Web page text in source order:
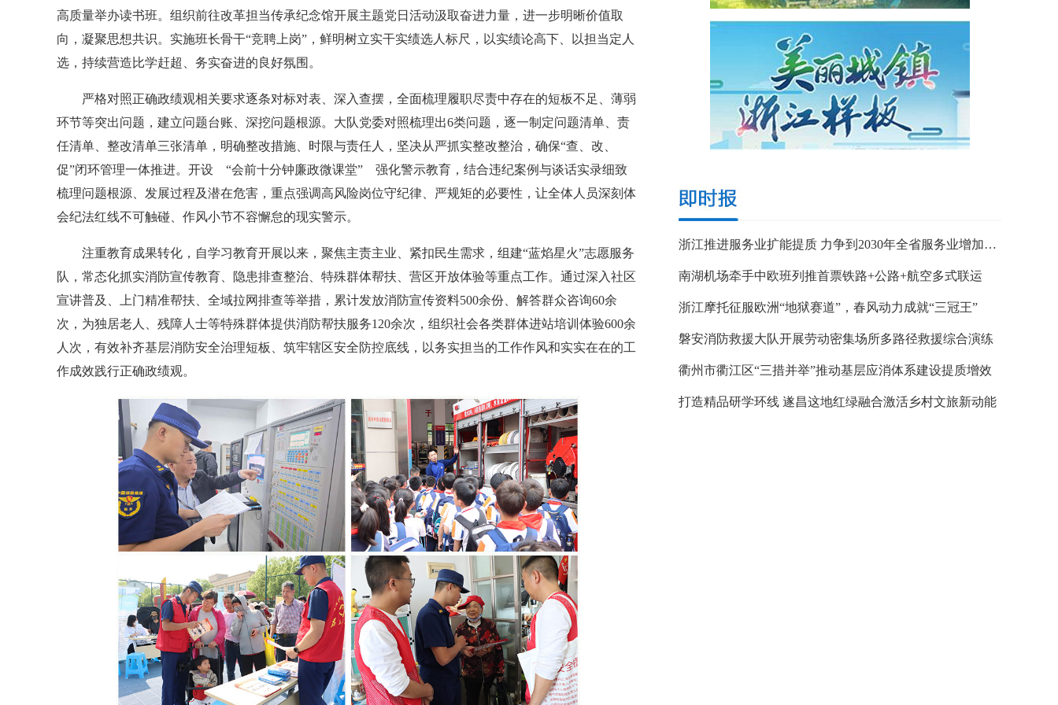
高质量举办读书班。组织前往改革担当传承纪念馆开展主题党日活动汲取奋进力量，进一步明晰价值取
向，凝聚思想共识。实施班长骨干“竞聘上岗”，鲜明树立实干实绩选人标尺，以实绩论高下、以担当定人
选，持续营造比学赶超、务实奋进的良好氛围。
严格对照正确政绩观相关要求逐条对标对表、深入查摆，全面梳理履职尽责中存在的短板不足、薄弱
环节等突出问题，建立问题台账、深挖问题根源。大队党委对照梳理出6类问题，逐一制定问题清单、责
任清单、整改清单三张清单，明确整改措施、时限与责任人，坚决从严抓实整改整治，确保“查、改、
促”闭环管理一体推进。开设 “会前十分钟廉政微课堂” 强化警示教育，结合违纪案例与谈话实录细致
梳理问题根源、发展过程及潜在危害，重点强调高风险岗位守纪律、严规矩的必要性，让全体人员深刻体
会纪法红线不可触碰、作风小节不容懈怠的现实警示。
注重教育成果转化，自学习教育开展以来，聚焦主责主业、紧扣民生需求，组建“蓝焰星火”志愿服务
队，常态化抓实消防宣传教育、隐患排查整治、特殊群体帮扶、营区开放体验等重点工作。通过深入社区
宣讲普及、上门精准帮扶、全域拉网排查等举措，累计发放消防宣传资料500余份、解答群众咨询60余
次，为独居老人、残障人士等特殊群体提供消防帮扶服务120余次，组织社会各类群体进站培训体验600余
人次，有效补齐基层消防安全治理短板、筑牢辖区安全防控底线，以务实担当的工作作风和实实在在的工
作成效践行正确政绩观。
浙江推进服务业扩能提质 力争到2030年全省服务业增加值突破7万亿元
南湖机场牵手中欧班列推首票铁路+公路+航空多式联运
浙江摩托征服欧洲“地狱赛道”，春风动力成就“三冠王”
磐安消防救援大队开展劳动密集场所多路径救援综合演练
衢州市衢江区“三措并举”推动基层应消体系建设提质增效
打造精品研学环线 遂昌这地红绿融合激活乡村文旅新动能